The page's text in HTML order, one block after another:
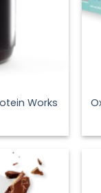
Works
€9,95.